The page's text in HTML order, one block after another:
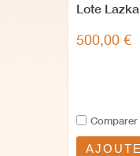
Lote
500,00 €
Comparer